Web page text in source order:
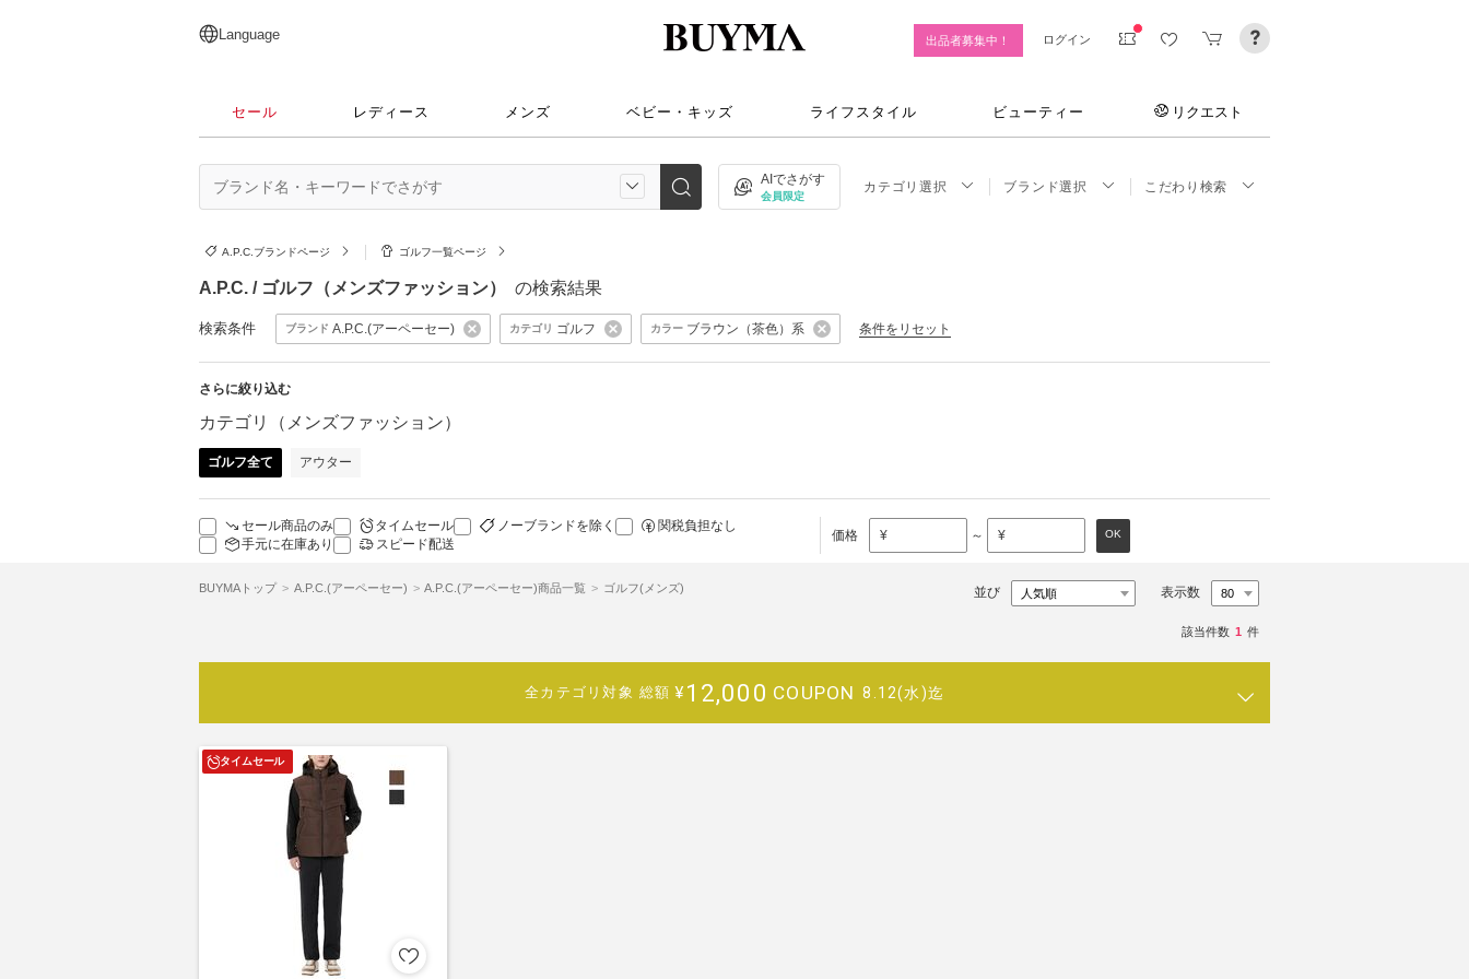
日本語
English
简体中文
繁體中文
Language 出品者募集中！ ログイン
セール レディース メンズ ベビー・キッズ ライフスタイル ビューティー リクエスト
AIでさがす
会員限定
カテゴリ選択 ブランド選択 こだわり検索
A.P.C.ブランドページ ゴルフ一覧ページ
A.P.C. / ゴルフ（メンズファッション） の検索結果
検索条件 ブランド A.P.C.(アーペーセー) カテゴリ ゴルフ カラー ブラウン（茶色）系 条件をリセット
さらに絞り込む
カテゴリ（メンズファッション）
ゴルフ全て アウター
セール商品のみ タイムセール ノーブランドを除く
関税負担なし
手元に在庫あり
スピード配送
価格 ¥ ～ ¥ OK
BUYMAトップ A.P.C.(アーペーセー) A.P.C.(アーペーセー)商品一覧 ゴルフ(メンズ) 並び 表示数
該当件数 1 件
全カテゴリ対象 総額 ¥12,000 COUPON 8.12(水)迄
タイムセール